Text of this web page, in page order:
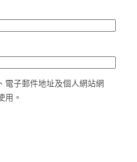
電子郵件地址及個人網站網
用。